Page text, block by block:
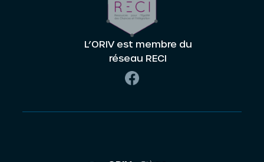
L’ORIV est membre du
réseau RECI